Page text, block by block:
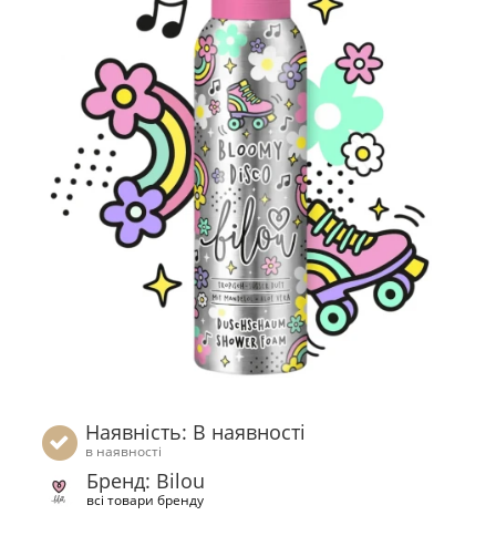
Наявність: В наявності
в наявності
Бренд: Bilou
всі товари бренду